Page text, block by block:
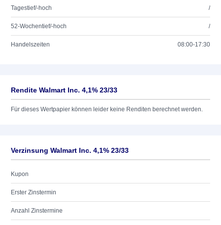
Tagestief/-hoch /
52-Wochentief/-hoch /
Handelszeiten 08:00-17:30
Rendite Walmart Inc. 4,1% 23/33
Für dieses Wertpapier können leider keine Renditen berechnet werden.
Verzinsung Walmart Inc. 4,1% 23/33
Kupon
Erster Zinstermin
Anzahl Zinstermine